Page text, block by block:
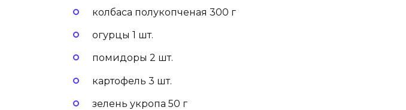
колбаса полукопченая 300 г
огурцы 1 шт.
помидоры 2 шт.
картофель 3 шт.
зелень укропа 50 г